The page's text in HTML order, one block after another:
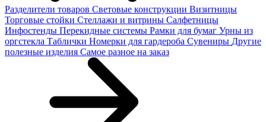
Разделители товаров Световые конструкции Визитницы
Торговые стойки Cтеллажи и витрины Салфетницы
Инфостенды Перекидные системы Рамки для бумаг Урны из
оргстекла Таблички Номерки для гардероба Сувениры Другие
полезные изделия Самое разное на заказ